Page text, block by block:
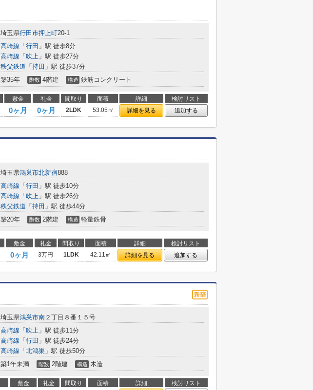
埼玉県行田市押上町20-1
高崎線 「 行田 」駅 徒歩8分
高崎線 「 吹上 」駅 徒歩27分
秩父鉄道 「 持田 」駅 徒歩37分
築35年 階数 4階建 構造 鉄筋コンクリート
敷金 礼金 間取り 面積 詳細
検討リスト
0ヶ月 0ヶ月 2LDK 53.05㎡ 詳細を見る 追加する
埼玉県鴻巣市北新宿888
高崎線 「 行田 」駅 徒歩10分
高崎線 「 吹上 」駅 徒歩26分
秩父鉄道 「 持田 」駅 徒歩44分
築20年 階数 2階建 構造 軽量鉄骨
敷金 礼金 間取り 面積 詳細
検討リスト
0ヶ月 3万円 1LDK 42.11㎡ 詳細を見る 追加する
埼玉県鴻巣市南 ２丁目８番１５号
高崎線 「 吹上 」駅 徒歩11分
高崎線 「 行田 」駅 徒歩24分
高崎線 「 北鴻巣 」駅 徒歩50分
築1年未満 階数 2階建 構造 木造
敷金 礼金 間取り 面積 詳細
検討リスト